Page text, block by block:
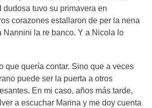
dudosa tuvo su primavera en
corazones estallaron de per la nena
Nannini la re banco. Y a Nicola lo
que quería contar. Sino que a veces
puede ser la puerta a otros
En mi caso, años más tarde,
a escuchar Marina y me doy cuenta